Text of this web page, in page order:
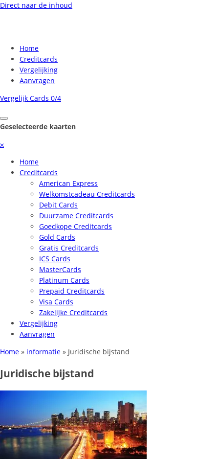
Direct naar de inhoud
Home
Creditcards
Vergelijking
Aanvragen
Vergelijk Cards 0/4
Geselecteerde kaarten
⨉
Home
Creditcards
American Express
Welkomstcadeau Creditcards
Debit Cards
Duurzame Creditcards
Goedkope Creditcards
Gold Cards
Gratis Creditcards
ICS Cards
MasterCards
Platinum Cards
Prepaid Creditcards
Visa Cards
Zakelijke Creditcards
Vergelijking
Aanvragen
Home » informatie » Juridische bijstand
Juridische bijstand